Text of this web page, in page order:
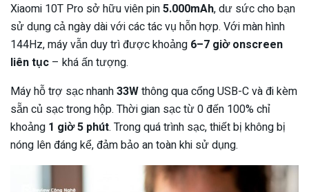
Xiaomi 10T Pro sở hữu viên pin5.000mAh, dư sức cho bạn
sử dụng cả ngày dài với các tác vụ hỗn hợp. Với màn hình
144Hz, máy vẫn duy trì được khoảng 6–7 giờ onscreen
liên tục – khá ấn tượng.
Máy hỗ trợ sạc nhanh33Wthông qua cổng USB-C và đi kèm
sẵn củ sạc trong hộp. Thời gian sạc từ 0 đến 100% chỉ
khoảng 1 giờ 5 phút. Trong quá trình sạc, thiết bị không bị
nóng lên đáng kể, đảm bảo an toàn khi sử dụng.